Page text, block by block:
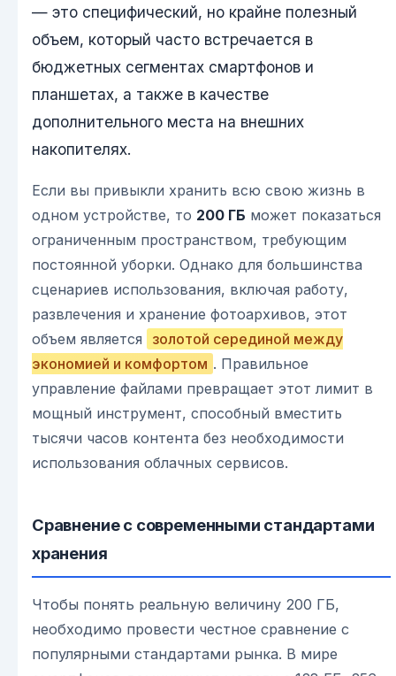
— это специфический, но крайне полезный
объем, который часто встречается в
бюджетных сегментах смартфонов и
планшетах, а также в качестве
дополнительного места на внешних
накопителях.
Если вы привыкли хранить всю свою жизнь в
одном устройстве, то 200 ГБ может показаться
ограниченным пространством, требующим
постоянной уборки. Однако для большинства
сценариев использования, включая работу,
развлечения и хранение фотоархивов, этот
объем является
золотой серединой между
экономией и комфортом . Правильное
управление файлами превращает этот лимит в
мощный инструмент, способный вместить
тысячи часов контента без необходимости
использования облачных сервисов.
Сравнение с современными стандартами
хранения
Чтобы понять реальную величину 200 ГБ,
необходимо провести честное сравнение с
популярными стандартами рынка. В мире